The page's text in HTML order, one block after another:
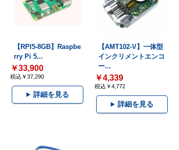
【RPI5-8GB】Raspbe
rry Pi 5...
￥33,900
税込￥37,290
詳細を見る
【AMT102-V】一体型
インクリメントエンコ
ー...
￥4,339
税込￥4,772
詳細を見る